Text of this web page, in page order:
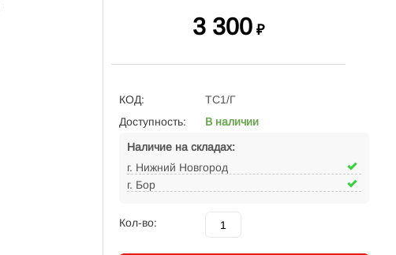
3 300 ₽
КОД:
ТС1/Г
Доступность:
В наличии
Наличие на складах:
г. Нижний Новгород
г. Бор
Кол-во: